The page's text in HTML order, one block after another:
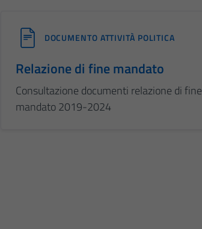
DOCUMENTO ATTIVITÀ POLITICA
Relazione di fine mandato
Consultazione documenti relazione di fine
mandato 2019-2024